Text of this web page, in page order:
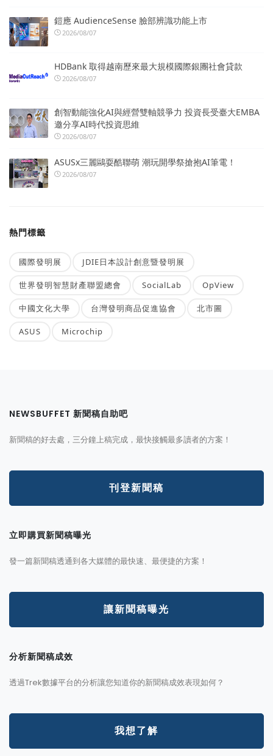
鎧應 AudienceSense 臉部辨識功能上市
2026/08/07
HDBank 取得越南歷來最大規模國際銀團社會貸款
2026/08/07
創智動能強化AI與經營雙軸競爭力 投資長受臺大EMBA
邀分享AI時代投資思維
2026/08/07
ASUSx三麗鷗耍酷聯萌 潮玩開學祭搶抱AI筆電！
2026/08/07
熱門標籤
國際發明展 JDIE日本設計創意暨發明展
世界發明智慧財產聯盟總會 SocialLab OpView
中國文化大學 台灣發明商品促進協會 北市圖
ASUS Microchip
NEWSBUFFET 新聞稿自助吧
新聞稿的好去處，三分鐘上稿完成，最快接觸最多讀者的方案！
刊登新聞稿
立即購買新聞稿曝光
發一篇新聞稿透通到各大媒體的最快速、最便捷的方案！
讓新聞稿曝光
分析新聞稿成效
透過Trek數據平台的分析讓您知道你的新聞稿成效表現如何？
我想了解